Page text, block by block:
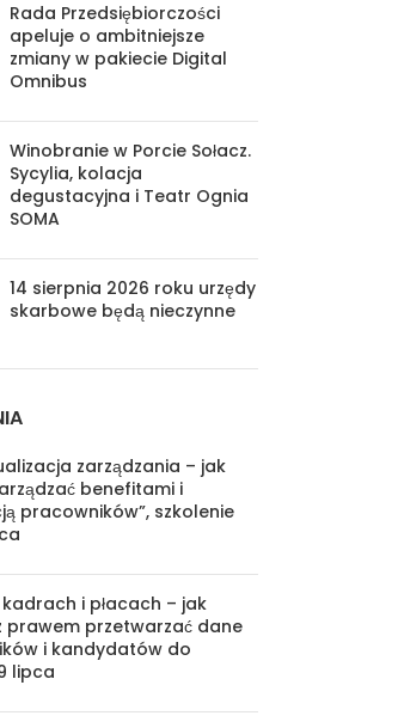
Rada Przedsiębiorczości
apeluje o ambitniejsze
zmiany w pakiecie Digital
Omnibus
Winobranie w Porcie Sołacz.
Sycylia, kolacja
degustacyjna i Teatr Ognia
SOMA
14 sierpnia 2026 roku urzędy
skarbowe będą nieczynne
zarządzania – jak
benefitami i
pracowników”, szkolenie
kadrach i płacach – jak
prawem przetwarzać dane
i kandydatów do
lipca